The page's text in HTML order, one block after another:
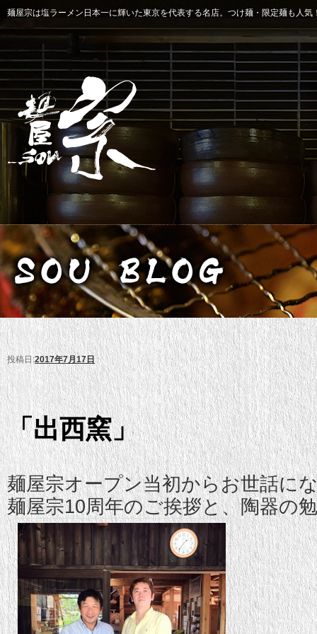
麺屋宗は塩ラーメン日本一に輝いた東京を代表する名店。つけ麺・限定麺も人
「出西窯」
投稿日:2017年7月17日
麺屋宗オープン当初からお世話に
麺屋宗10周年のご挨拶と、陶器の